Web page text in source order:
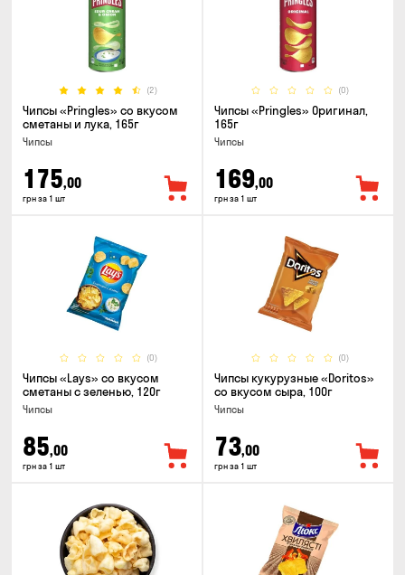
(2)
Чипсы «Pringles» со вкусом
сметаны и лука, 165г
Чипсы
175,00
грн за 1 шт
(0)
Чипсы «Pringles» Оригинал,
165г
Чипсы
169,00
грн за 1 шт
(0)
Чипсы «Lays» со вкусом
сметаны с зеленью, 120г
Чипсы
85,00
грн за 1 шт
(0)
Чипсы кукурузные «Doritos»
со вкусом сыра, 100г
Чипсы
73,00
грн за 1 шт